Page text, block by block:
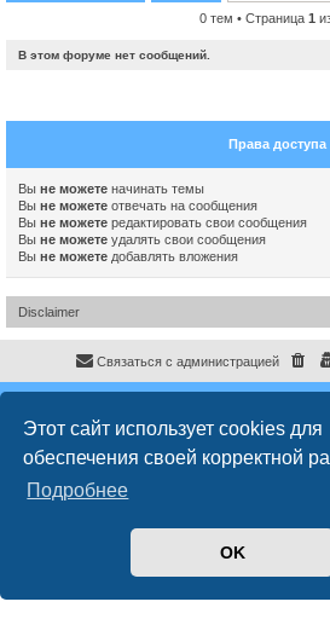
Этот сайт использует cookies для
обеспечения своей корректной
Подробнее
OK
0 тем • Страница 1
В этом форуме нет сообщений.
Права доступа
Вы не можете начинать темы
Вы не можете отвечать на сообщения
Вы не можете редактировать свои сообщения
Вы не можете удалять свои сообщения
Вы не можете добавлять вложения
Disclaimer
Связаться с администрацией
Создано на основеphpBB® Forum Software © phpBB
Русская поддержка phpBB
Конфиденциальность